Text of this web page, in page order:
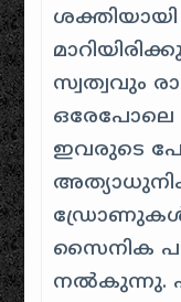
സ്വത്വവും
ഒരേപോലെ
ഇവരുടെ
ഡ്രോണുകൾ,
സൈനിക
നൽകുന്നു.